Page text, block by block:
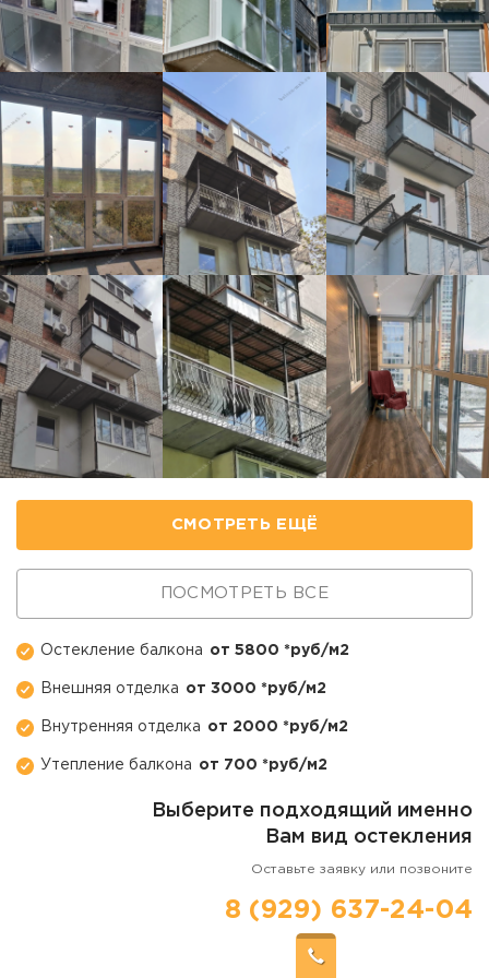
Остекление балкона от 5800 *руб/м2
Внешняя отделка от 3000 *руб/м2
Внутренняя отделка от 2000 *руб/м2
Утепление балкона от 700 *руб/м2
СМОТРЕТЬ ЕЩЁ
ПОСМОТРЕТЬ ВСЕ
Выберите подходящий именно
Вам вид остекления
Оставьте заявку или позвоните
8 (929) 637-24-04